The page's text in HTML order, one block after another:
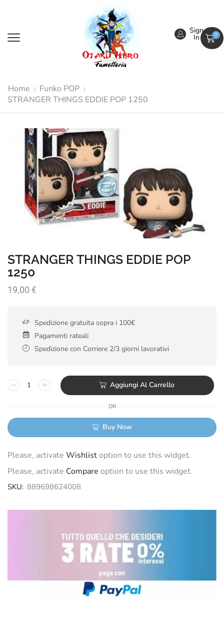
Sign
In 0
Home
Funko POP
STRANGER THINGS EDDIE POP 1250
STRANGER THINGS EDDIE POP
1250
19,00 €
Spedizione gratuita sopra i 100€
Pagamenti rateali
Spedizione con Corriere 2/3 giorni lavorativi
Aggiungi Al Carrello
OR
Buy Now
Please, activate Wishlistoption to use this widget.
Please, activate Compare option to use this widget.
SKU: 889698624008